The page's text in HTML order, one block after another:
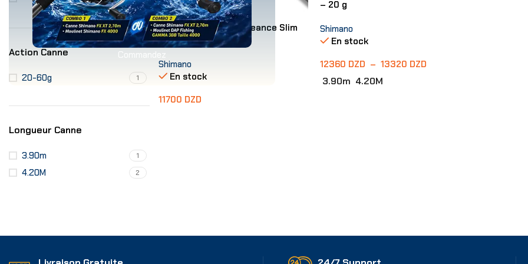
Commandez
Action Canne
20-60g 1
Longueur Canne
3.90m 1
4.20M 2
CANNE Shimano Vengeance Slim
Tele GT 420H 20-60g
Shimano
En stock
11700 DZD
– 20 g
Shimano
En stock
12360 DZD – 13320 DZD
3.90m 4.20M